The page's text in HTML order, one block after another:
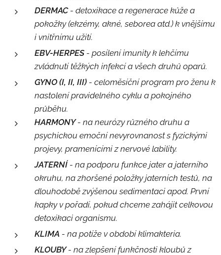
DERMAC- detoxikace a regenerace kůže a
pokožky (ekzémy, akné, seborea atd.) k vnějšímu
i vnitřnímu užití.
EBV-HERPES - posílení imunity k lehčímu
zvládnutí těžkých infekcí a všech druhů oparů.
GYNO (I, II, III) - celoměsíční program pro ženu k
nastolení pravidelného cyklu a pokojného
průběhu.
HARMONY- na neurózy různého druhu a
psychickou emoční nevyrovnanost s fyzickými
projevy, pramenícími z nervové lability.
JATERNÍ - na podporu funkce jater a jaterního
okruhu, na zhoršené položky jaterních testů, na
dlouhodobě zvýšenou sedimentaci apod. První
kapky v pořadí, pokud chceme zahájit celkovou
detoxikaci organismu.
KLIMA - na potíže v období klimakteria.
KLOUBY- na zlepšení funkčnosti kloubů z